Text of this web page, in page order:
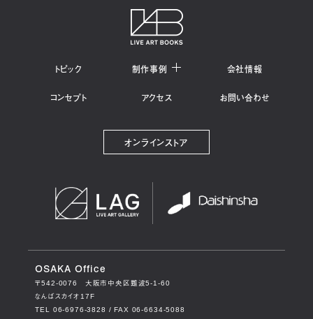
トピック 制作事例 会社情報
コンセプト アクセス お問い合わせ
オンラインストア
OSAKA Office
〒542-0076 大阪市中央区難波5-1-60
なんばスカイオ17F
TEL 06-6976-3828 / FAX 06-6634-5088